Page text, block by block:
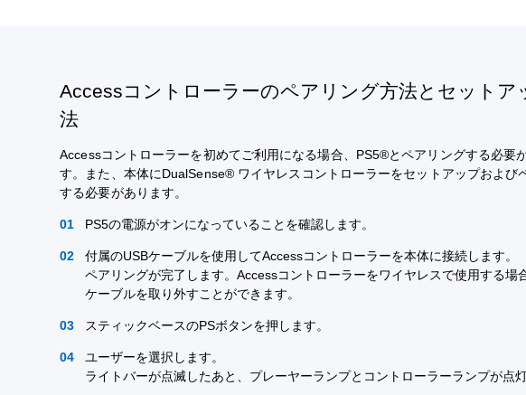
Accessコントローラーのペアリング方法とセットア
法
Accessコントローラーを初めてご利用になる場合、PS5®とペアリングする必要
す。また、本体にDualSense® ワイヤレスコントローラーをセットアップおよび
する必要があります。
PS5の電源がオンになっていることを確認します。
付属のUSBケーブルを使用してAccessコントローラーを本体に接続します。
ペアリングが完了します。Accessコントローラーをワイヤレスで使用する場
ケーブルを取り外すことができます。
スティックベースのPSボタンを押します。
ユーザーを選択します。
ライトバーが点滅したあと、プレーヤーランプとコントローラーランプが点灯